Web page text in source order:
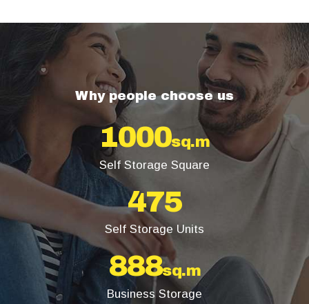
Why people choose us
1000sq.m
Self Storage Square
475
Self Storage Units
1140sq.m
Business Storage